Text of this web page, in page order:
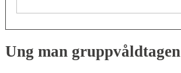
Ung man gruppvåldtagen